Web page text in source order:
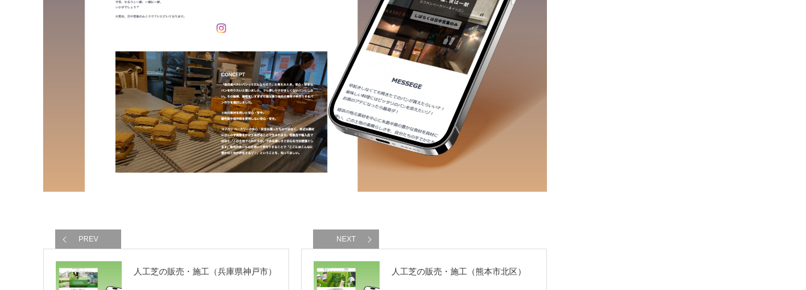
PREV
人工芝の販売・施工（兵庫県神戸市）
NEXT
人工芝の販売・施工（熊本市北区）